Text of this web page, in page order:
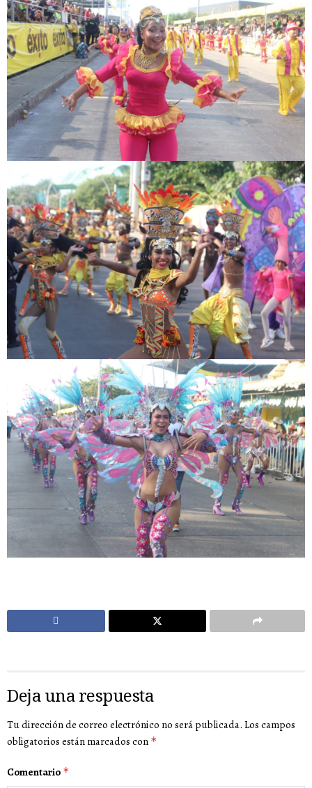
Deja una respuesta
Tu dirección de correo electrónico no será publicada. Los campos
obligatorios están marcados con *
Comentario *